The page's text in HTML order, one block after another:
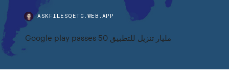
ASKFILESQETG.WEB.APP
Google play passes 50 مليار تنزيل للتطبيق